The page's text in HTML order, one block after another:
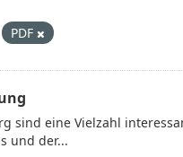
PDF
sind eine Vielzahl
und der...